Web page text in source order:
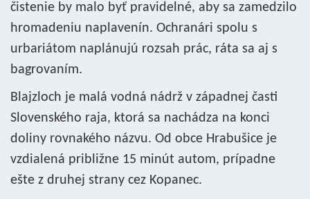
čistenie by malo byť pravidelné, aby sa zamedzilo
hromadeniu naplavenín. Ochranári spolu s
urbariátom naplánujú rozsah prác, ráta sa aj s
bagrovaním.
Blajzloch je malá vodná nádrž v západnej časti
Slovenského raja, ktorá sa nachádza na konci
doliny rovnakého názvu. Od obce Hrabušice je
vzdialená približne 15 minút autom, prípadne
ešte z druhej strany cez Kopanec.